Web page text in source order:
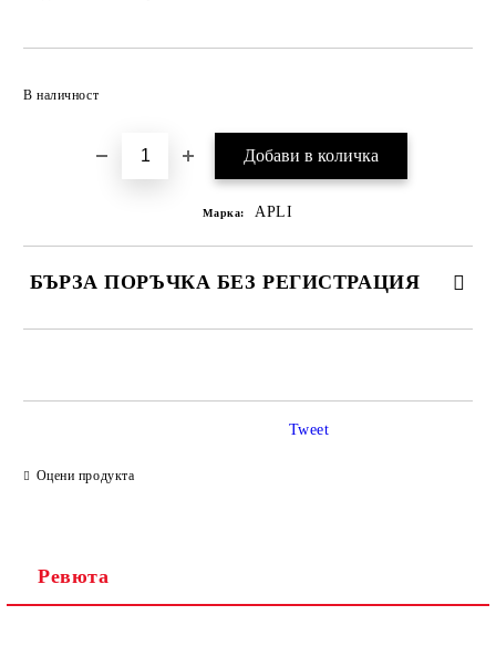
В наличност
Марка: APLI
БЪРЗА ПОРЪЧКА БЕЗ РЕГИСТРАЦИЯ
Оцени продукта
Tweet
Ревюта